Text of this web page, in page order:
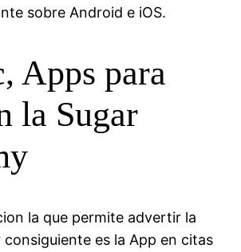
sobre Android e iOS.
Apps para
la Sugar
la que permite advertir la
es la App en citas